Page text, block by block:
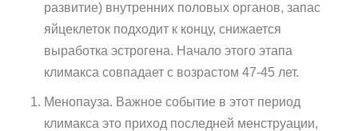
развитие) внутренних половых органов, запас
яйцеклеток подходит к концу, снижается
выработка эстрогена. Начало этого этапа
климакса совпадает с возрастом 47-45 лет.
Менопауза. Важное событие в этот период
климакса это приход последней менструации,